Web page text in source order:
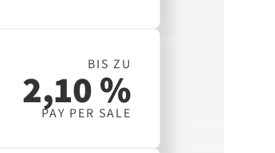
BIS ZU
2,10 %
PAY PER SALE